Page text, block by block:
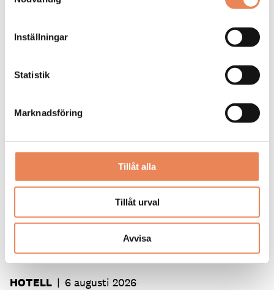
Inställningar
Statistik
Marknadsföring
Tillåt alla
Tillåt urval
Avvisa
Taggar
DESTINATION ÖSTERSUND
FRÖSÖ PARK HOTEL WIKNERS I PERSÅSEN
HOTELL | 6 augusti 2026